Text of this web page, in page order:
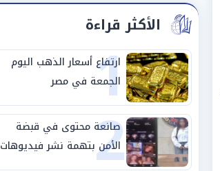
الأكثر قراءة
1
ارتفاع أسعار الذهب اليوم
الجمعة في مصر
2
صانعة محتوى في قبضة
الأمن بتهمة نشر فيديوهات
خادشة للحياء